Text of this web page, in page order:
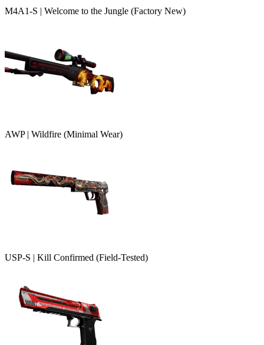
M4A1-S | Welcome to the Jungle (Factory New)
AWP | Wildfire (Minimal Wear)
USP-S | Kill Confirmed (Field-Tested)